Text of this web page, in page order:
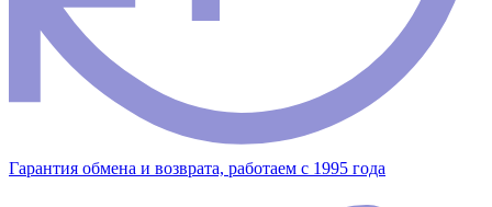
Гарантия обмена и возврата, работаем с 1995 года